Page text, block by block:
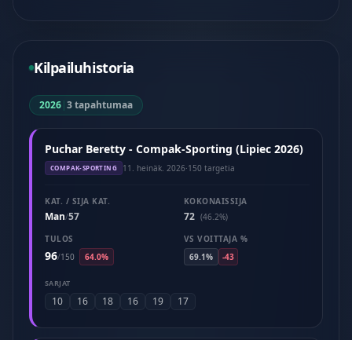
Kilpailuhistoria
2026|3 tapahtumaa
Puchar Beretty - Compak-Sporting (Lipiec 2026)
COMPAK-SPORTING 11. heinäk. 2026·150 targetia
KAT. / SIJA KAT.
Man/57
KOKONAISSIJA
72 (46.2%)
TULOS
96/150 64.0%
VS VOITTAJA %
69.1%
-43
SARJAT
10 16 18 16 19 17